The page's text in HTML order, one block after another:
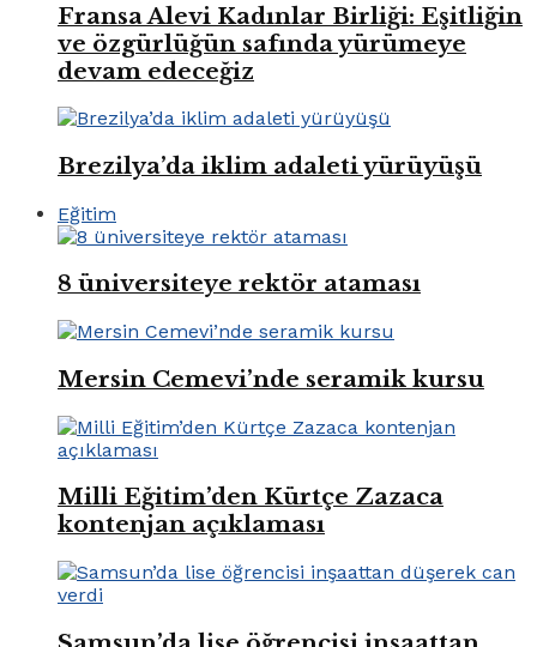
Fransa Alevi Kadınlar Birliği: Eşitliğin
ve özgürlüğün safında yürümeye
devam edeceğiz
Brezilya’da iklim adaleti yürüyüşü
Eğitim
8 üniversiteye rektör ataması
Mersin Cemevi’nde seramik kursu
Milli Eğitim’den Kürtçe Zazaca
kontenjan açıklaması